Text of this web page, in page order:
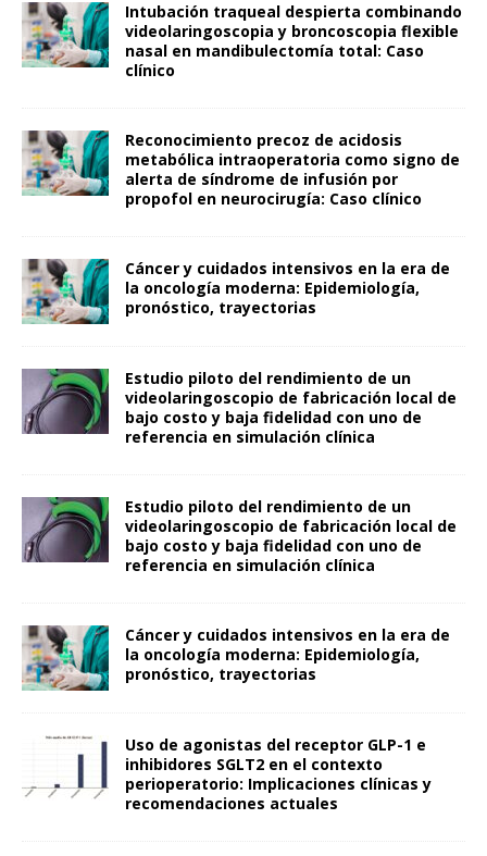
Intubación traqueal despierta combinando
videolaringoscopia y broncoscopia flexible
nasal en mandibulectomía total: Caso
clínico
Reconocimiento precoz de acidosis
metabólica intraoperatoria como signo de
alerta de síndrome de infusión por
propofol en neurocirugía: Caso clínico
Cáncer y cuidados intensivos en la era de
la oncología moderna: Epidemiología,
pronóstico, trayectorias
Estudio piloto del rendimiento de un
videolaringoscopio de fabricación local de
bajo costo y baja fidelidad con uno de
referencia en simulación clínica
Estudio piloto del rendimiento de un
videolaringoscopio de fabricación local de
bajo costo y baja fidelidad con uno de
referencia en simulación clínica
Cáncer y cuidados intensivos en la era de
la oncología moderna: Epidemiología,
pronóstico, trayectorias
Uso de agonistas del receptor GLP-1 e
inhibidores SGLT2 en el contexto
perioperatorio: Implicaciones clínicas y
recomendaciones actuales